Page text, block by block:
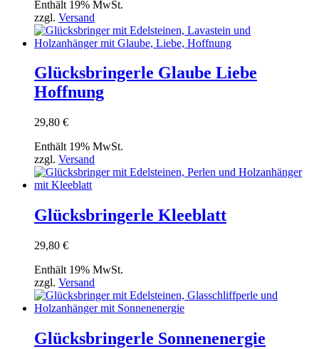
Enthält 19% MwSt.
zzgl. Versand
Glücksbringerle Glaube Liebe
Hoffnung
29,80 €
Enthält 19% MwSt.
zzgl. Versand
Glücksbringerle Kleeblatt
29,80 €
Enthält 19% MwSt.
zzgl. Versand
Glücksbringerle Sonnenenergie